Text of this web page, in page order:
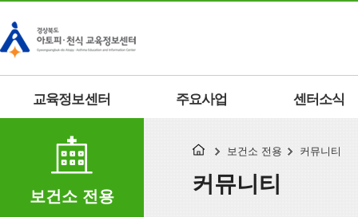
교육정보센터 주요사업 센터소식
보건소 전용
보건소 전용 커뮤니티
커뮤니티